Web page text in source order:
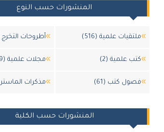
المنشورات حسب النوع
ملتقيات علمية (516) أطروحات التخرج
كتب علمية (2) مجلات علمية (1599)
فصول كتب (61) مذكرات الماستر
المنشورات حسب الكلية